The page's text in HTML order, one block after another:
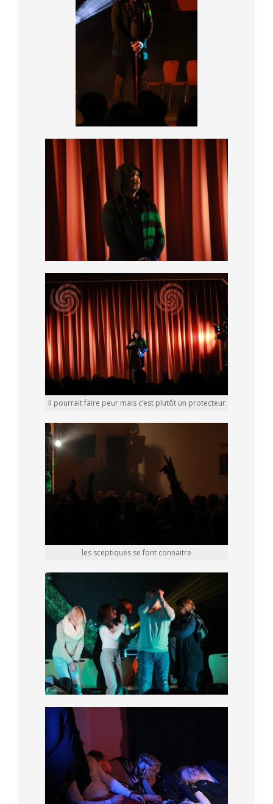
Il pourrait faire peur mais c’est plutôt un protecteur
les sceptiques se font connaitre